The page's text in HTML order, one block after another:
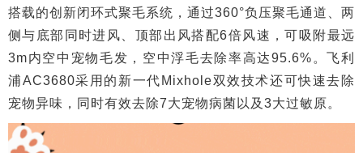
搭载的创新闭环式聚毛系统，通过360°负压聚毛通道、两
侧与底部同时进风、顶部出风搭配6倍风速，可吸附最远
3m内空中宠物毛发，空中浮毛去除率高达95.6%。飞利
浦AC3680采用的新一代Mixhole双效技术还可快速去除
宠物异味，同时有效去除7大宠物病菌以及3大过敏原。